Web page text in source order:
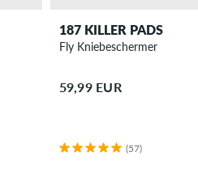
187 KILLER PADS
Fly Kniebeschermer
59,99 EUR
(57)